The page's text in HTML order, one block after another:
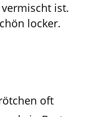
ist.
locker.
oft